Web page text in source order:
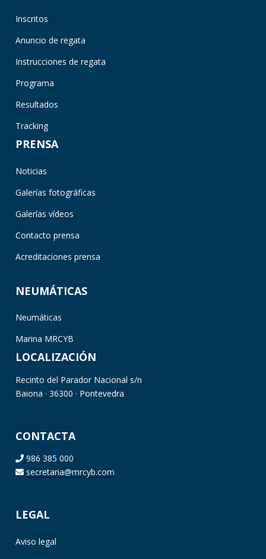
Inscritos
Anuncio de regata
Instrucciones de regata
Programa
Resultados
Tracking
PRENSA
Noticias
Galerías fotográficas
Galerías vídeos
Contacto prensa
Acreditaciones prensa
NEUMÁTICAS
Neumáticas
Marina MRCYB
LOCALIZACIÓN
Recinto del Parador Nacional s/n
Baiona · 36300 · Pontevedra
CONTACTA
986 385 000
secretaria@mrcyb.com
LEGAL
Aviso legal